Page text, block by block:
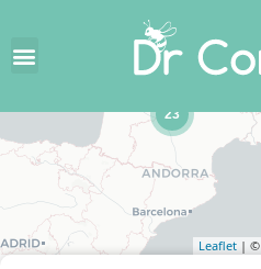
23
Leaflet | ©